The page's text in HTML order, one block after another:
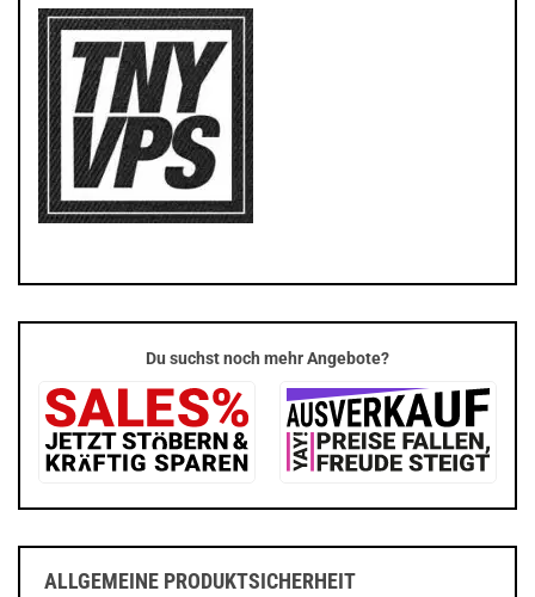
Du suchst noch mehr Angebote?
ALLGEMEINE PRODUKTSICHERHEIT